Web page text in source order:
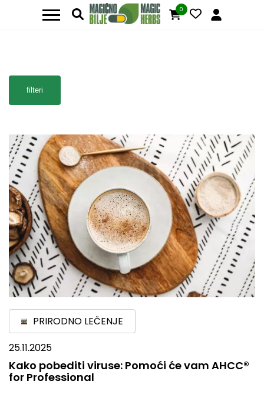
0
filteri
PRIRODNO LEČENJE
25.11.2025
Kako pobediti viruse: Pomoći će vam AHCC®
for Professional